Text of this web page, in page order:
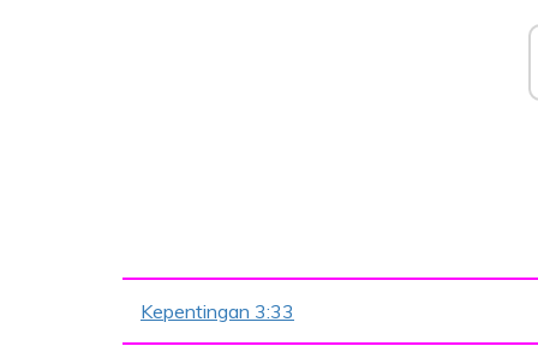
Kepentingan 3:33